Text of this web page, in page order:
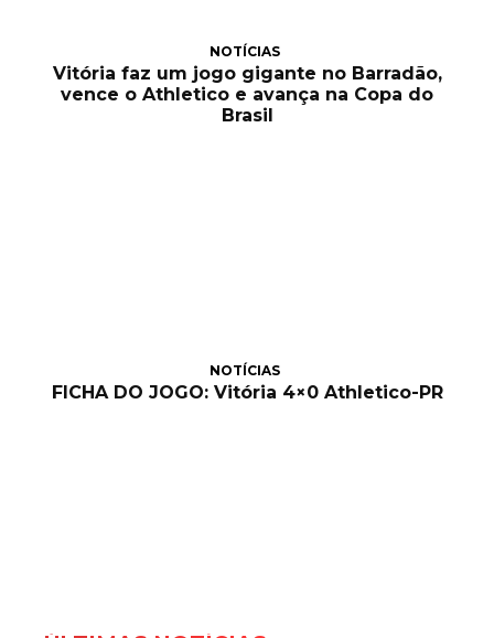
NOTÍCIAS
Vitória faz um jogo gigante no Barradão,
vence o Athletico e avança na Copa do
Brasil
NOTÍCIAS
FICHA DO JOGO: Vitória 4×0 Athletico-PR